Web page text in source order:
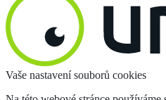
Vaše nastavení souborů cookies